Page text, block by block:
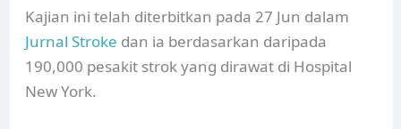
Kajian ini telah diterbitkan pada 27 Jun dalam
Jurnal Stroke dan ia berdasarkan daripada
190,000 pesakit strok yang dirawat di Hospital
New York.